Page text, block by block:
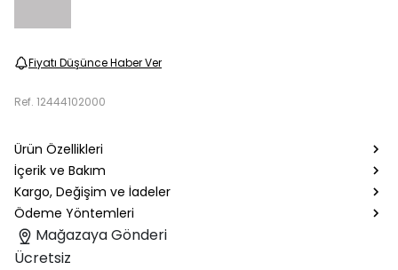
Fiyatı Düşünce Haber Ver
Ref. 12444102000
Ürün Özellikleri
İçerik ve Bakım
Kargo, Değişim ve İadeler
Ödeme Yöntemleri
Mağazaya Gönderi
Ücretsiz